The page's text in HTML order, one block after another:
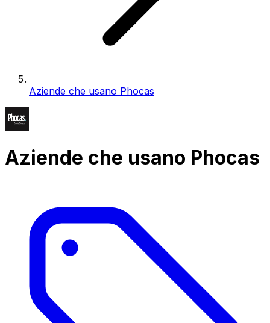
Aziende che usano Phocas
Aziende che usano Phocas